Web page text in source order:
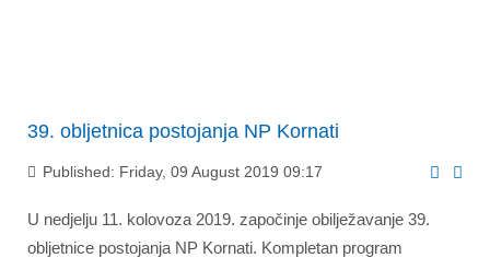
39. obljetnica postojanja NP Kornati
Published: Friday, 09 August 2019 09:17
U nedjelju 11. kolovoza 2019. započinje obilježavanje 39.
obljetnice postojanja NP Kornati. Kompletan program